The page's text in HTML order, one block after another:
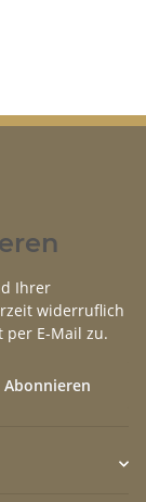
Ihrer
widerruflich
E-Mail zu.
Abonnieren